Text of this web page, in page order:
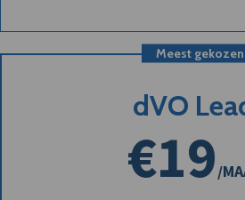
Meest gekozen
dVO
€19/